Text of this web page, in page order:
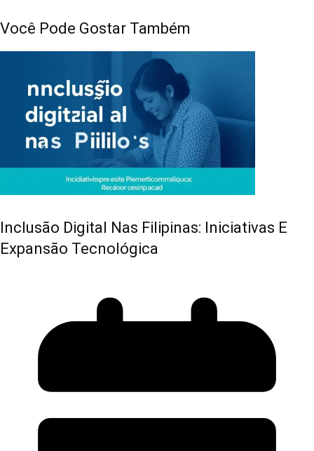
Você Pode Gostar Também
Inclusão Digital Nas Filipinas: Iniciativas E
Expansão Tecnológica